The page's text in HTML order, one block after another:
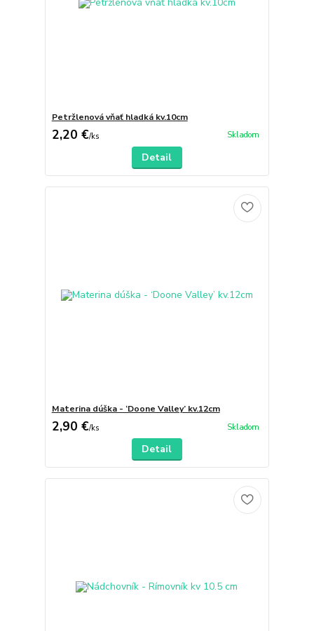
Petržlenová vňať hladká kv.10cm
2,20 €/ks Skladom
Detail
Materina dúška - ‘Doone Valley’ kv.12cm
2,90 €/ks Skladom
Detail